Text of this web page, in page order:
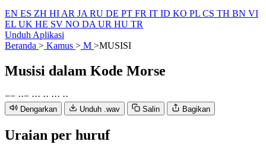
EN ES ZH HI AR JA RU DE PT FR IT ID KO PL CS TH BN VI
EL UK HE SV NO DA UR HU TR
Unduh Aplikasi
Beranda > Kamus > M >MUSISI
Musisi dalam Kode Morse
−− ··− ··· ·· ··· ··
Dengarkan Unduh .wav Salin Bagikan
Uraian per huruf